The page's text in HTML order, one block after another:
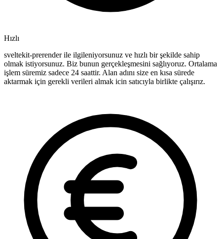
Hızlı
sveltekit-prerender ile ilgileniyorsunuz ve hızlı bir şekilde sahip
olmak istiyorsunuz. Biz bunun gerçekleşmesini sağlıyoruz. Ortalama
işlem süremiz sadece 24 saattir. Alan adını size en kısa sürede
aktarmak için gerekli verileri almak icin satıcıyla birlikte çalışırız.